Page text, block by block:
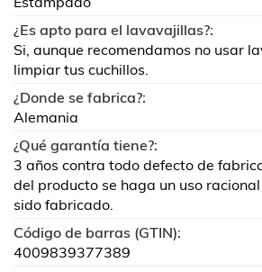
¿Es apto para el lavavajillas?:
Si, aunque recomendamos no usar
limpiar tus cuchillos.
¿Donde se fabrica?:
Alemania
¿Qué garantía tiene?:
3 años contra todo defecto de
del producto se haga un uso
sido fabricado.
Código de barras (GTIN):
4009839377389